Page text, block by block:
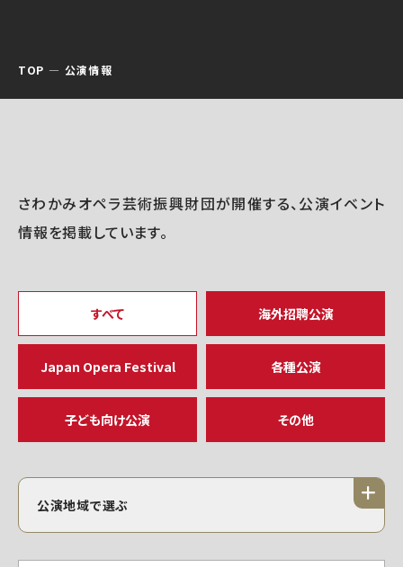
TOP 公演情報
さわかみオペラ芸術振興財団が開催する、公演イベント
情報を掲載しています。
すべて 海外招聘公演
Japan Opera Festival 各種公演
子ども向け公演 その他
公演地域で選ぶ